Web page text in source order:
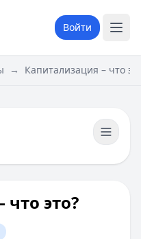
Войти
→ Капитализация – что
это?